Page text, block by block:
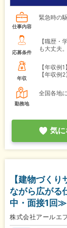
仕事内容
緊急時の
応募条件
【職歴・
も大丈夫
年収
【年収例1】
【年収例2
勤務地
全国各地
気
【建物づく
ながら広がる
中・面接1回≫
株式会社アールエ